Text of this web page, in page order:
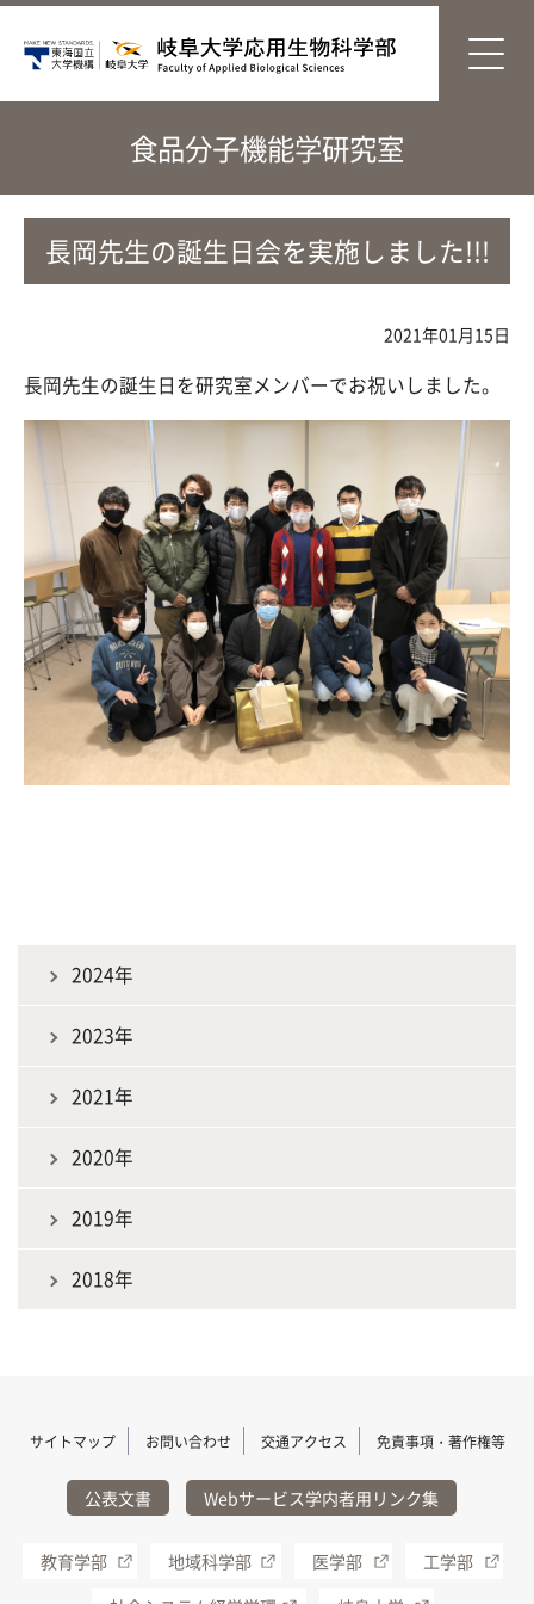
食品分子機能学研究室
長岡先生の誕生日会を実施しました!!!
2021年01月15日
長岡先生の誕生日を研究室メンバーでお祝いしました。
2024年
2023年
2021年
2020年
2019年
2018年
サイトマップ お問い合わせ 交通アクセス 免責事項・著作権等
公表文書 Webサービス学内者用リンク集
教育学部 地域科学部 医学部
工学部